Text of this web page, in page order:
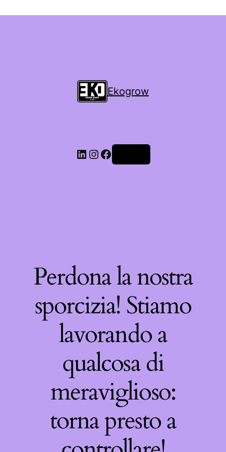
Ekogrow
Perdona la nostra
sporcizia! Stiamo
lavorando a
qualcosa di
meraviglioso:
torna presto a